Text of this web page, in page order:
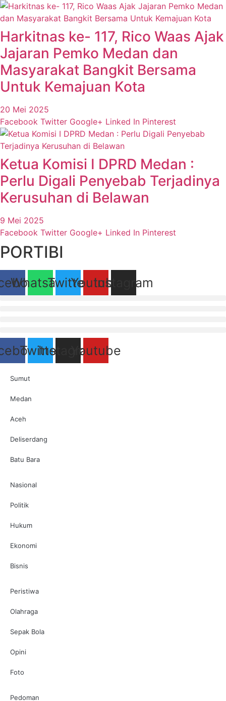
Harkitnas ke- 117, Rico Waas Ajak
Jajaran Pemko Medan dan
Masyarakat Bangkit Bersama
Untuk Kemajuan Kota
20 Mei 2025
Facebook Twitter Google+ Linked In Pinterest
Ketua Komisi I DPRD Medan :
Perlu Digali Penyebab Terjadinya
Kerusuhan di Belawan
9 Mei 2025
Facebook Twitter Google+ Linked In Pinterest
PORTIBI
Whatsapp
TwitterYoutubeInstagram
TwitterInstagramYoutube
Sumut
Medan
Aceh
Deliserdang
Batu Bara
Nasional
Politik
Hukum
Ekonomi
Bisnis
Peristiwa
Olahraga
Sepak Bola
Opini
Foto
Pedoman